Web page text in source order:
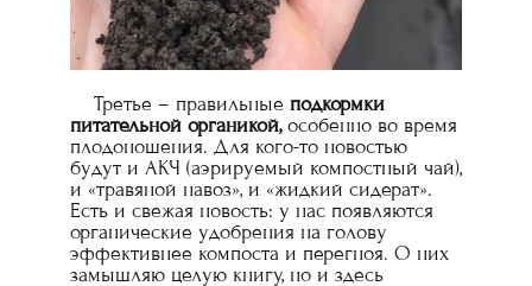
Третье – правильные подкормки
питательной органикой,особенно во время
плодоношения. Для кого-то новостью
будут и АКЧ (аэрируемый компостный чай),
и «травяной навоз», и «жидкий сидерат».
Есть и свежая новость: у нас появляются
органические удобрения на голову
эффективнее компоста и перегноя. О них
замышляю целую книгу, но и здесь